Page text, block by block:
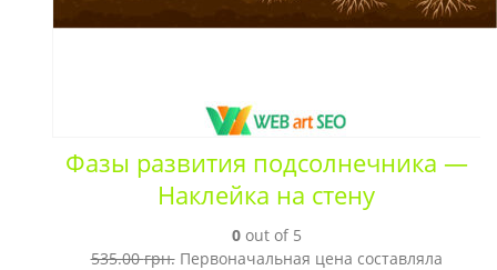
Фазы развития подсолнечника —
Наклейка на стену
0out of 5
535.00грн. Первоначальная цена составляла